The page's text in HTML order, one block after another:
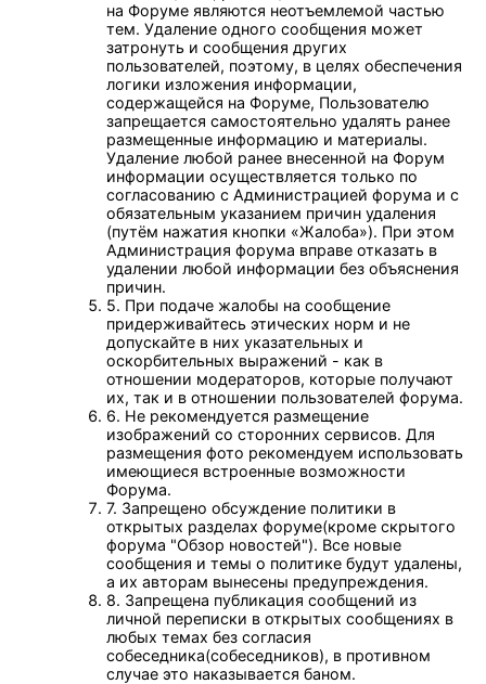
на Форуме являются неотъемлемой частью
тем. Удаление одного сообщения может
затронуть и сообщения других
пользователей, поэтому, в целях обеспечения
логики изложения информации,
содержащейся на Форуме, Пользователю
запрещается самостоятельно удалять ранее
размещенные информацию и материалы.
Удаление любой ранее внесенной на Форум
информации осуществляется только по
согласованию с Администрацией форума и с
обязательным указанием причин удаления
(путём нажатия кнопки «Жалоба»). При этом
Администрация форума вправе отказать в
удалении любой информации без объяснения
причин.
5. При подаче жалобы на сообщение
придерживайтесь этических норм и не
допускайте в них указательных и
оскорбительных выражений - как в
отношении модераторов, которые получают
их, так и в отношении пользователей форума.
6. Не рекомендуется размещение
изображений со сторонних сервисов. Для
размещения фото рекомендуем использовать
имеющиеся встроенные возможности
Форума.
7. Запрещено обсуждение политики в
открытых разделах форуме(кроме скрытого
форума "Обзор новостей"). Все новые
сообщения и темы о политике будут удалены,
а их авторам вынесены предупреждения.
8. Запрещена публикация сообщений из
личной переписки в открытых сообщениях в
любых темах без согласия
собеседника(собеседников), в противном
случае это наказывается баном.